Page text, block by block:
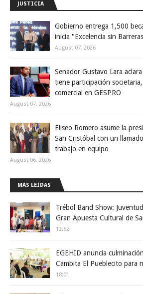
JUSTICIA
Gobierno entrega 1,500
inicia "Excelencia sin
August 07, 2026
Senador Gustavo Lara
tiene participación
comercial en GESPRO
August 07, 2026
Eliseo Romero asume la
San Cristóbal con un
trabajo en equipo
August 06, 2026
MÁS LEÍDAS
Trébol Band Show:
Gran Apuesta Cultural de
12:52
EGEHID anuncia
Cambita El Pueblecito para
18:01